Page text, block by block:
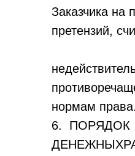
Заказчика на
претензий,
нормам права.
6. ПОРЯДОК